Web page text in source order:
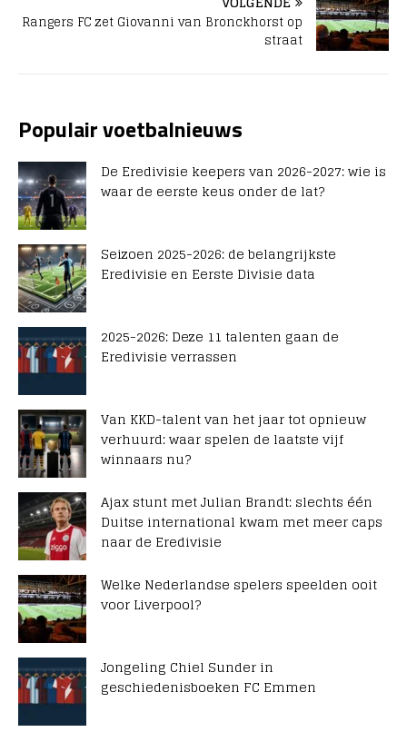
Rangers FC zet Giovanni van Bronckhorst op
straat
Populair voetbalnieuws
De Eredivisie keepers van 2026-2027: wie is
waar de eerste keus onder de lat?
Seizoen 2025-2026: de belangrijkste
Eredivisie en Eerste Divisie data
2025-2026: Deze 11 talenten gaan de
Eredivisie verrassen
Van KKD-talent van het jaar tot opnieuw
verhuurd: waar spelen de laatste vijf
winnaars nu?
Ajax stunt met Julian Brandt: slechts één
Duitse international kwam met meer caps
naar de Eredivisie
Welke Nederlandse spelers speelden ooit
voor Liverpool?
Jongeling Chiel Sunder in
geschiedenisboeken FC Emmen